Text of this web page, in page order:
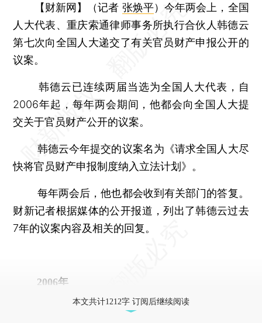
【财新网】（记者 张焕平） 今年两会上，全国
人大代表、重庆索通律师事务所执行合伙人韩德云
第七次向全国人大递交了有关官员财产申报公开的
议案。
韩德云已连续两届当选为全国人大代表，自
2006年起，每年两会期间，他都会向全国人大提
交关于官员财产公开的议案。
韩德云今年提交的议案名为《请求全国人大尽
快将官员财产申报制度纳入立法计划》。
每年两会后，他也都会收到有关部门的答复。
财新记者根据媒体的公开报道，列出了韩德云过去
7年的议案内容及相关的回复。
2006年
本文共计1212字 订阅后继续阅读